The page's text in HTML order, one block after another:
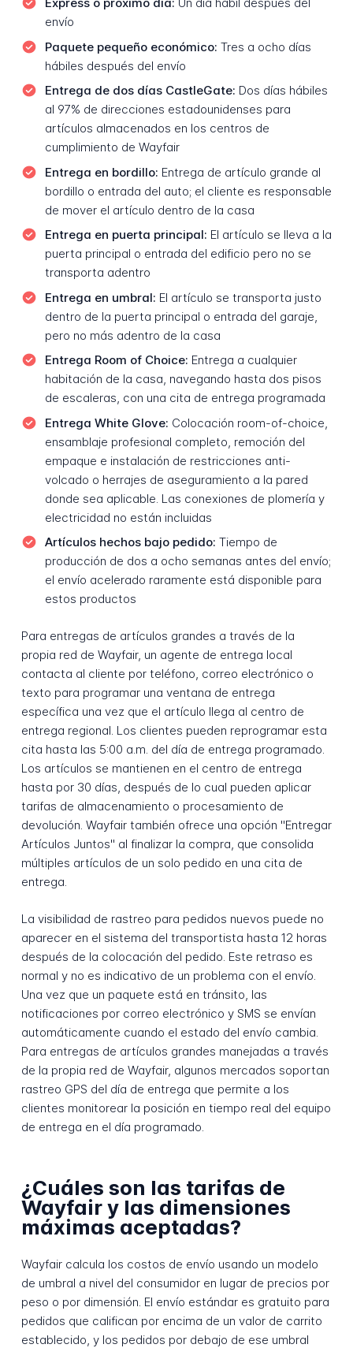
envío
Paquete pequeño económico: Tres a ocho días
hábiles después del envío
Entrega de dos días CastleGate: Dos días hábiles
al 97% de direcciones estadounidenses para
artículos almacenados en los centros de
cumplimiento de Wayfair
Entrega en bordillo: Entrega de artículo grande al
bordillo o entrada del auto; el cliente es responsable
de mover el artículo dentro de la casa
Entrega en puerta principal: El artículo se lleva a la
puerta principal o entrada del edificio pero no se
transporta adentro
Entrega en umbral: El artículo se transporta justo
dentro de la puerta principal o entrada del garaje,
pero no más adentro de la casa
Entrega Room of Choice: Entrega a cualquier
habitación de la casa, navegando hasta dos pisos
de escaleras, con una cita de entrega programada
Entrega White Glove: Colocación room-of-choice,
ensamblaje profesional completo, remoción del
empaque e instalación de restricciones anti-
volcado o herrajes de aseguramiento a la pared
donde sea aplicable. Las conexiones de plomería y
electricidad no están incluidas
Artículos hechos bajo pedido: Tiempo de
producción de dos a ocho semanas antes del envío;
el envío acelerado raramente está disponible para
estos productos
Para entregas de artículos grandes a través de la
propia red de Wayfair, un agente de entrega local
contacta al cliente por teléfono, correo electrónico o
texto para programar una ventana de entrega
específica una vez que el artículo llega al centro de
entrega regional. Los clientes pueden reprogramar esta
cita hasta las 5:00 a.m. del día de entrega programado.
Los artículos se mantienen en el centro de entrega
hasta por 30 días, después de lo cual pueden aplicar
tarifas de almacenamiento o procesamiento de
devolución. Wayfair también ofrece una opción "Entregar
Artículos Juntos" al finalizar la compra, que consolida
múltiples artículos de un solo pedido en una cita de
entrega.
La visibilidad de rastreo para pedidos nuevos puede no
aparecer en el sistema del transportista hasta 12 horas
después de la colocación del pedido. Este retraso es
normal y no es indicativo de un problema con el envío.
Una vez que un paquete está en tránsito, las
notificaciones por correo electrónico y SMS se envían
automáticamente cuando el estado del envío cambia.
Para entregas de artículos grandes manejadas a través
de la propia red de Wayfair, algunos mercados soportan
rastreo GPS del día de entrega que permite a los
clientes monitorear la posición en tiempo real del equipo
de entrega en el día programado.
¿Cuáles son las tarifas de
Wayfair y las dimensiones
máximas aceptadas?
Wayfair calcula los costos de envío usando un modelo
de umbral a nivel del consumidor en lugar de precios por
peso o por dimensión. El envío estándar es gratuito para
pedidos que califican por encima de un valor de carrito
establecido, y los pedidos por debajo de ese umbral